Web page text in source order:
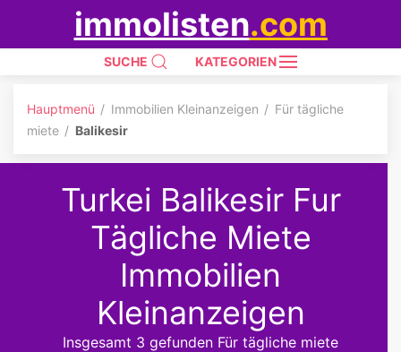
immolisten.com
SUCHE KATEGORIEN
Hauptmenü Immobilien Kleinanzeigen
Für tägliche
miete
Balikesir
Turkei Balikesir Fur
Tägliche Miete
Immobilien
Kleinanzeigen
Insgesamt 3 gefunden Für tägliche miete